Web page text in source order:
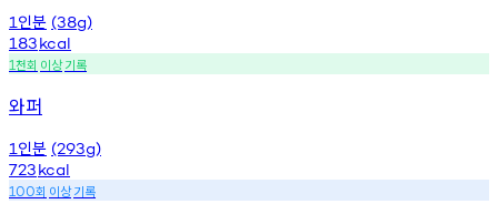
1 인분 (38g)
183kcal
1천회 이상기록
와퍼
1 인분 (293g)
723kcal
100회 이상기록